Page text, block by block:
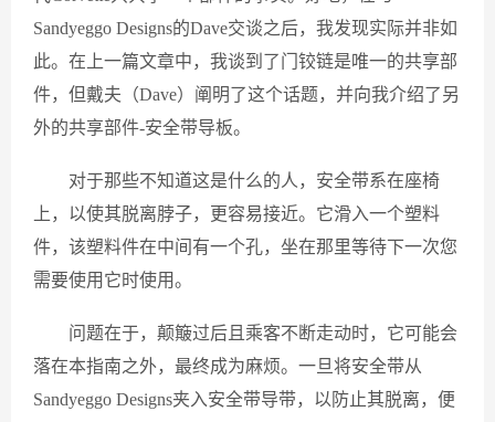
Sandyeggo Designs的Dave交谈之后，我发现实际并非如
此。在上一篇文章中，我谈到了门铰链是唯一的共享部
件，但戴夫（Dave）阐明了这个话题，并向我介绍了另
外的共享部件-安全带导板。
对于那些不知道这是什么的人，安全带系在座椅
上，以使其脱离脖子，更容易接近。它滑入一个塑料
件，该塑料件在中间有一个孔，坐在那里等待下一次您
需要使用它时使用。
问题在于，颠簸过后且乘客不断走动时，它可能会
落在本指南之外，最终成为麻烦。一旦将安全带从
Sandyeggo Designs夹入安全带导带，以防止其脱离，便